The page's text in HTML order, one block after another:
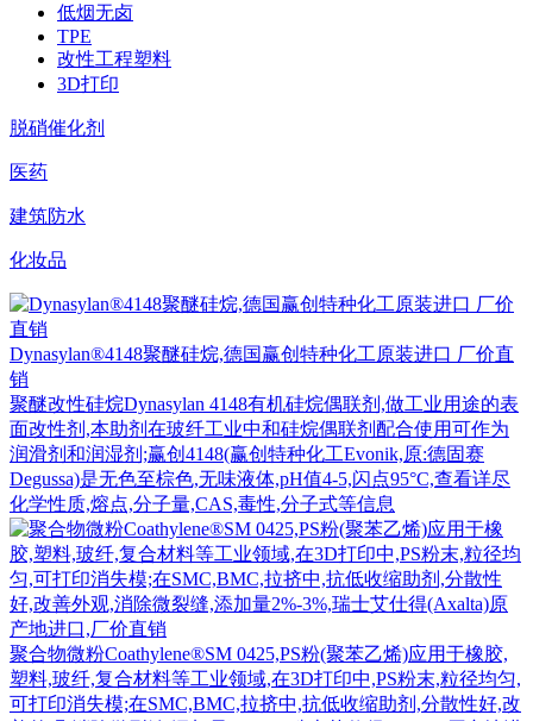
低烟无卤
TPE
改性工程塑料
3D打印
脱硝催化剂
医药
建筑防水
化妆品
Dynasylan®4148聚醚硅烷,德国赢创特种化工原装进口 厂价直
销
聚醚改性硅烷Dynasylan 4148有机硅烷偶联剂,做工业用途的表
面改性剂,本助剂在玻纤工业中和硅烷偶联剂配合使用可作为
润滑剂和润湿剂;赢创4148(赢创特种化工Evonik,原:德固赛
Degussa)是无色至棕色,无味液体,pH值4-5,闪点95°C,查看详尽
化学性质,熔点,分子量,CAS,毒性,分子式等信息
聚合物微粉Coathylene®SM 0425,PS粉(聚苯乙烯)应用于橡胶,
塑料,玻纤,复合材料等工业领域,在3D打印中,PS粉末,粒径均匀,
可打印消失模;在SMC,BMC,拉挤中,抗低收缩助剂,分散性好,改